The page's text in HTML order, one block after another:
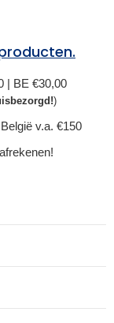
| BE €30,00
)
v.a. €150